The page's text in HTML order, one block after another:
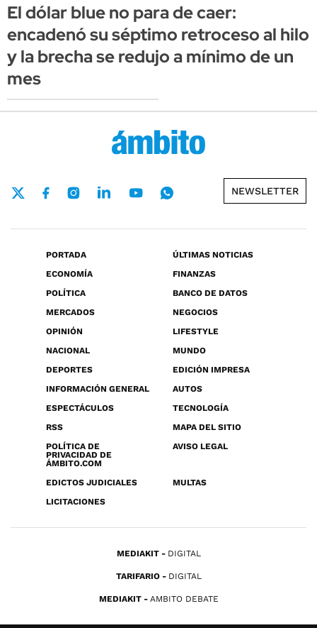
El dólar blue no para de caer:
encadenó su séptimo retroceso al hilo
y la brecha se redujo a mínimo de un
mes
NEWSLETTER
PORTADA
ÚLTIMAS NOTICIAS
ECONOMÍA
FINANZAS
POLÍTICA
BANCO DE DATOS
MERCADOS
NEGOCIOS
OPINIÓN
LIFESTYLE
NACIONAL
MUNDO
DEPORTES
EDICIÓN IMPRESA
INFORMACIÓN GENERAL
AUTOS
ESPECTÁCULOS
TECNOLOGÍA
RSS
MAPA DEL SITIO
POLÍTICA DE
PRIVACIDAD DE
ÁMBITO.COM
AVISO LEGAL
EDICTOS JUDICIALES
MULTAS
LICITACIONES
MEDIAKIT DIGITAL
TARIFARIO DIGITAL
MEDIAKIT AMBITO DEBATE